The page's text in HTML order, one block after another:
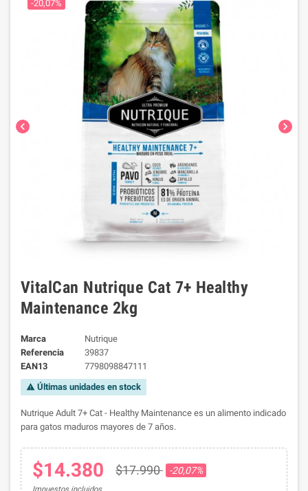
chevron_left chevron_right
-20,07%
VitalCan Nutrique Cat 7+ Healthy
Maintenance 2kg
Marca
Nutrique
Referencia
39837
EAN13
7798098847111
warning Últimas unidades en stock
Nutrique Adult 7+ Cat - Healthy Maintenance es un alimento indicado
para gatos maduros mayores de 7 años.
$14.380 $17.990 -20,07%